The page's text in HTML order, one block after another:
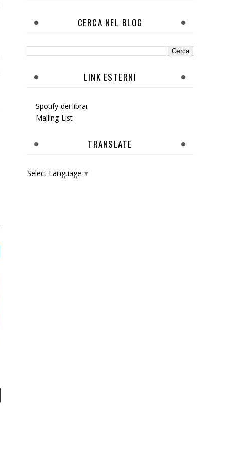
CERCA NEL BLOG
LINK ESTERNI
Spotify dei librai
Mailing List
TRANSLATE
Select Language ▼